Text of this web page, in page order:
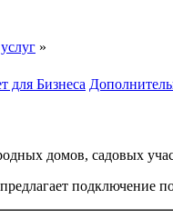
для Бизнеса
»
домов, садовых
подключение